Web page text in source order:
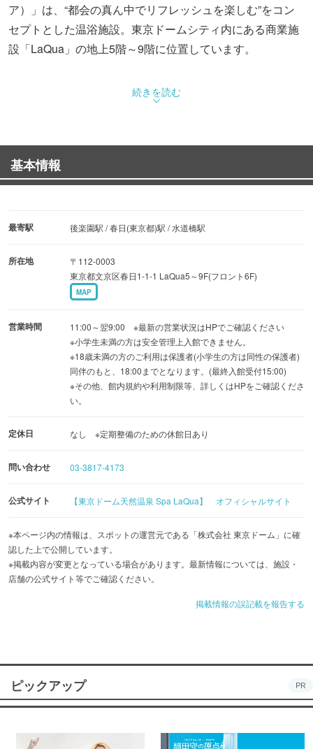
ア）」は、“都会の真ん中でリフレッシュを楽しむ”をコン
セプトとした温浴施設。東京ドームシティ内にある商業施
設「LaQua」の地上5階～9階に位置しています。
スパゾーンでは、地下1,700ｍから湧き出る琥珀色のナトリ
ウム塩化物強塩温泉を楽しめます。さらにミルキーソーダ
めとした4つの内湯と1つの水風呂（男湯は3つの内湯と1つ
の水風呂）、フィンランドサウナを含む3つのサウナ（男
湯は4種）が設置されています。
18歳以上限定で利用できる「HEALING BADEN（ヒーリン
エリア。合計7種類の岩盤浴（うち一つは女性専用岩盤浴
室）を完備しており、幻想的な地底の遺跡をイメージした
「橙幻宮」や、黄土の遠赤外線効果を使用した「黄土
房」、曲線の連なりが美しい空間で温活できる「琥弓洞」
（女性専用）などがそろっています。
その他、「HEALING BADEN」内には、鏡の世界に迷い込
んだかのような幻想的な空間でクールダウンできる「華鏡
いただける屋外エリア「ランデブースクエア」などもあ
り、リゾート気分を満喫できます。一人や女性グループで
内随一を誇る10店舗がラインナップされており、お風呂上
がりにさらにリフレッシュしたいときにピッタリです。
レストラン＆カフェには、旬の彩りを楽しめる和食やベト
含まれており、館内ではサロン仕様の高級ラインアメニテ
べるのもうれしいポイントです。
続きを読む
基本情報
最寄駅 後楽園駅 / 春日(東京都)駅 / 水道橋駅
所在地
〒112-0003
東京都文京区春日1-1-1 LaQua5～9F(フロント6F)
MAP
営業時間
11:00～翌9:00 ※最新の営業状況はHPでご確認ください
※小学生未満の方は安全管理上入館できません。
※18歳未満の方のご利用は保護者(小学生の方は同性の保護者)
同伴のもと、18:00までとなります。(最終入館受付15:00)
※その他、館内規約や利用制限等、詳しくはHPをご確認くださ
い。
定休日 なし ※定期整備のための休館日あり
問い合わせ 03-3817-4173
公式サイト 【東京ドーム天然温泉 Spa LaQua】 オフィシャルサイト
※本ページ内の情報は、スポットの運営元である「株式会社 東京ドーム」に確
認した上で公開しています。
※掲載内容が変更となっている場合があります。最新情報については、施設・
店舗の公式サイト等でご確認ください。
掲載情報の誤記載を報告する
ピックアップ PR